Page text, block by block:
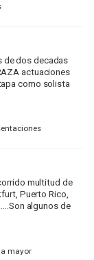
de dos decadas
actuaciones
como solista
multitud de
Puerto Rico,
algunos de
mayor